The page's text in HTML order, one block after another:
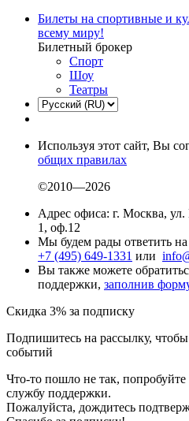
Билеты на спортивные и
всему миру!
Билетный брокер
Спорт
Шоу
Театры
Используя этот сайт, Вы
общих правилах
©2010—2026
Адрес офиса: г. Москва,
1, оф.12
Мы будем рады ответить
+7 (495) 649-1331 или
Вы также можете
поддержки, заполнив
Скидка 3% за подписку
Подпишитесь на рассылку,
событий
Что-то пошло не так, попробуйте
службу поддержки.
Пожалуйста, дождитесь